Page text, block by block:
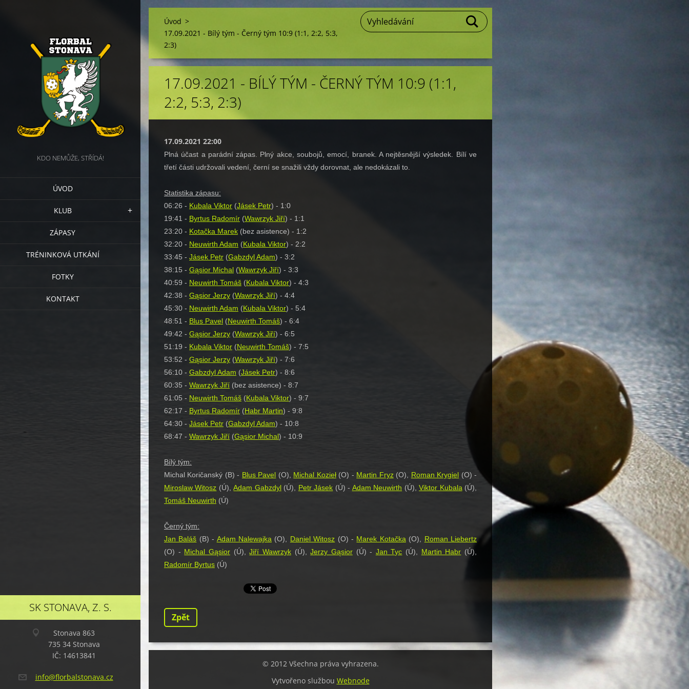
KDO NEMŮŽE, STŘÍDÁ!
ÚVOD
KLUB
ZÁPASY
TRÉNINKOVÁ UTKÁNÍ
FOTKY
KONTAKT
SK STONAVA, Z. S.
Stonava 863
735 34 Stonava
IČ: 14613841
info@florbalstonava.cz
Úvod >
17.09.2021 - Bílý tým - Černý tým 10:9 (1:1, 2:2, 5:3,
2:3)
17.09.2021 - BÍLÝ TÝM - ČERNÝ TÝM 10:9 (1:1,
2:2, 5:3, 2:3)
17.09.2021 22:00
Plná účast a parádní zápas. Plný akce, soubojů, emocí, branek. A nejtěsnější výsledek. Bílí ve
třetí části udržovali vedení, černí se snažili vždy dorovnat, ale nedokázali to.
Statistika zápasu:
06:26 - Kubala Viktor (Jásek Petr) - 1:0
19:41 - Byrtus Radomír (Wawrzyk Jiří) - 1:1
23:20 - Kotačka Marek (bez asistence) - 1:2
32:20 - Neuwirth Adam (Kubala Viktor) - 2:2
33:45 - Jásek Petr (Gabzdyl Adam) - 3:2
38:15 - Gąsior Michal (Wawrzyk Jiří) - 3:3
40:59 - Neuwirth Tomáš (Kubala Viktor) - 4:3
42:38 - Gąsior Jerzy (Wawrzyk Jiří) - 4:4
45:30 - Neuwirth Adam (Kubala Viktor) - 5:4
48:51 - Blus Pavel (Neuwirth Tomáš) - 6:4
49:42 - Gąsior Jerzy (Wawrzyk Jiří) - 6:5
51:19 - Kubala Viktor (Neuwirth Tomáš) - 7:5
53:52 - Gąsior Jerzy (Wawrzyk Jiří) - 7:6
56:10 - Gabzdyl Adam (Jásek Petr) - 8:6
60:35 - Wawrzyk Jiří (bez asistence) - 8:7
61:05 - Neuwirth Tomáš (Kubala Viktor) - 9:7
62:17 - Byrtus Radomír (Habr Martin) - 9:8
64:30 - Jásek Petr (Gabzdyl Adam) - 10:8
68:47 - Wawrzyk Jiří (Gąsior Michal) - 10:9
Bílý tým:
Michal Koričanský (B) - Blus Pavel (O), Michal Kozieł(O) - Martin Fryz(O), Roman Krygiel (O) -
Miroslaw Witosz (Ú),Adam Gabzdyl(Ú), Petr Jásek (Ú) - Adam Neuwirth (Ú),Viktor Kubala (Ú),
Tomáš Neuwirth (Ú)
Černý tým:
Jan Baláš (B) - Adam Nalewajka (O), Daniel Witosz (O) - Marek Kotačka (O), Roman Liebertz
(O) - Michal Gąsior(Ú),Jiří Wawrzyk(Ú),Jerzy Gąsior(Ú) - Jan Tyc (Ú), Martin Habr (Ú),
Radomír Byrtus (Ú)
Zpět
© 2012 Všechna práva vyhrazena.
Vytvořeno službou Webnode